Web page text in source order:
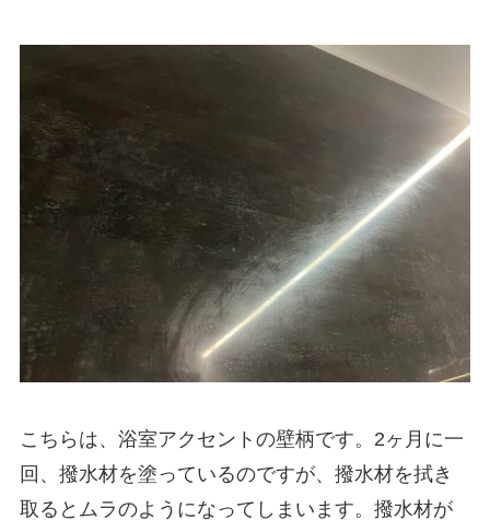
こちらは、浴室アクセントの壁柄です。2ヶ月に一
回、撥水材を塗っているのですが、撥水材を拭き
取るとムラのようになってしまいます。撥水材が